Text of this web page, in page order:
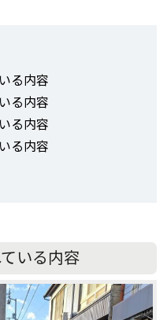
る内容
る内容
る内容
る内容
いる内容